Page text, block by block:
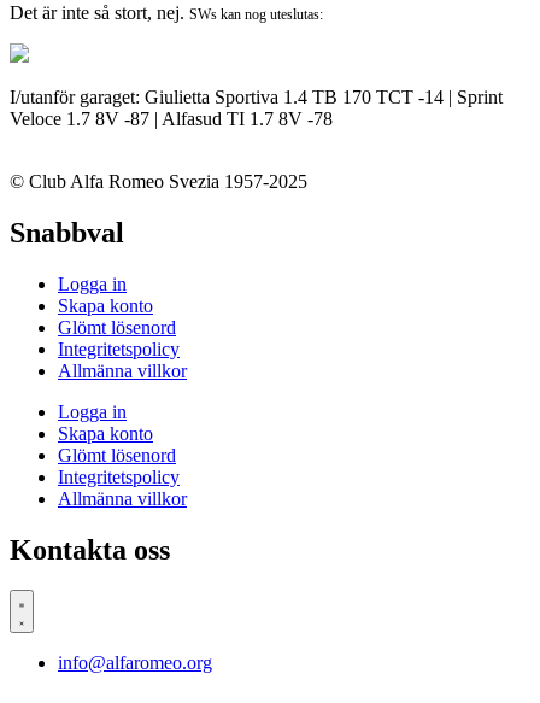
Det är inte så stort, nej. SWs kan nog uteslutas:
I/utanför garaget: Giulietta Sportiva 1.4 TB 170 TCT -14 | Sprint
Veloce 1.7 8V -87 | Alfasud TI 1.7 8V -78
© Club Alfa Romeo Svezia 1957-2025
Snabbval
Logga in
Skapa konto
Glömt lösenord
Integritetspolicy
Allmänna villkor
Logga in
Skapa konto
Glömt lösenord
Integritetspolicy
Allmänna villkor
Kontakta oss
info@alfaromeo.org